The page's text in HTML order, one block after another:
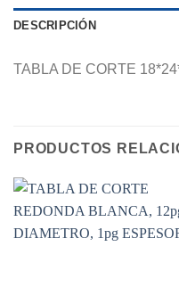
DESCRIPCIÓN
TABLA DE CORTE
PRODUCTOS